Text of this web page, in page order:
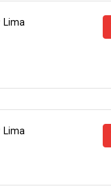
Lima
Lima